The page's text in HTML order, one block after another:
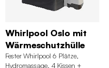
Whirlpool Oslo mit
Wärmeschutzhülle
Fester Whirlpool 6 Plätze,
Hydromassage, 4 Kissen +